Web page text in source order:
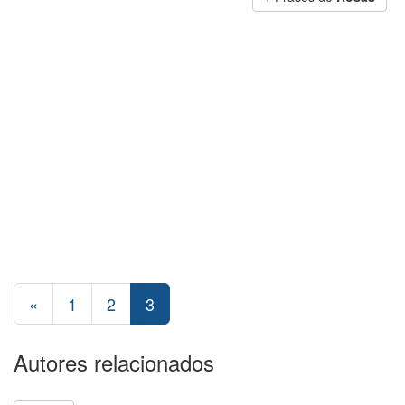
« 1 2 3
Autores relacionados